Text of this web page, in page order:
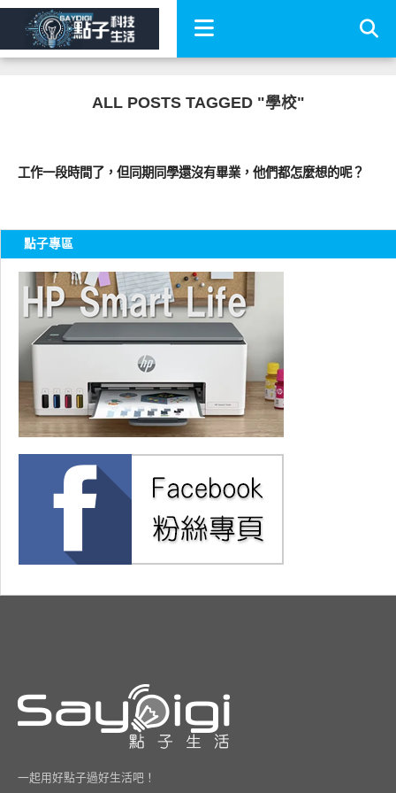
ALL POSTS TAGGED "學校"
工作一段時間了，但同期同學還沒有畢業，他們都怎麼想的呢？
點子專區
一起用好點子過好生活吧！